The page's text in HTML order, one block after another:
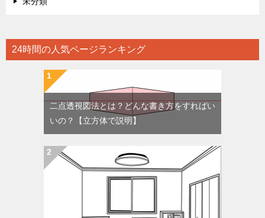
24時間の人気ページランキング
二点透視図法とは？どんな書き方をすればい
いの？【立方体で説明】